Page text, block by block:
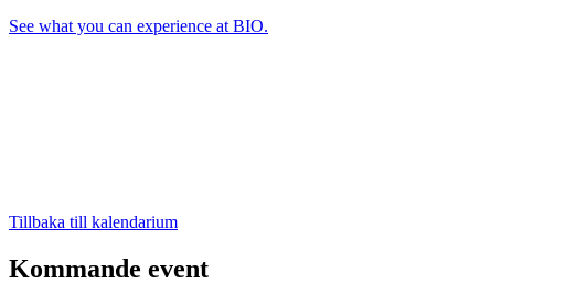
See what you can experience at BIO.
Tillbaka till kalendarium
Kommande event